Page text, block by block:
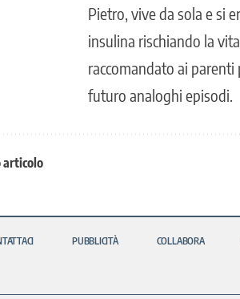
Pietro, vive da sola e si
insulina rischiando la
raccomandato ai
futuro analoghi episodi.
articolo
PUBBLICITÀ COLLABORA